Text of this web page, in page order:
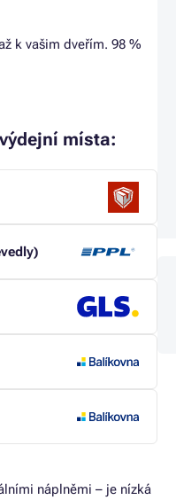
k vašim dveřím. 98 %
místa:
náplněmi – je nízká